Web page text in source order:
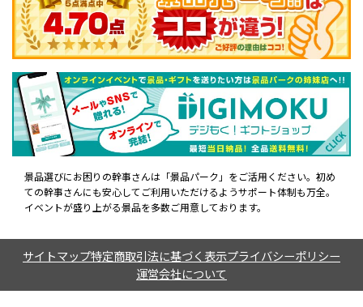
景品選びにお困りの幹事さんは「景品パーク」をご活用ください。初め
ての幹事さんにも安心してご利用いただけるようサポート体制も万全。
イベントが盛り上がる景品を多数ご用意しております。
サイトマップ特定商取引法に基づく表示プライバシーポリシー
運営会社について